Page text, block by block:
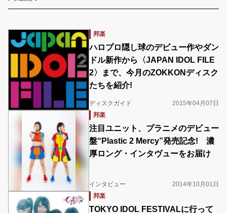
邦楽
ハロプロ隠し球のデビュー作やダン
ドル新作から〈JAPAN IDOL FILE
2〉まで、今月のZOKKONディスク
たちを紹介!
ディスクガイド
2015年04月07日
邦楽
注目ユニット、プラニメのデビュー
盤“Plastic 2 Mercy”発売記念! 濃
厚ロング・インタヴューをお届け
インタビュー
2014年10月01日
邦楽
TOKYO IDOL FESTIVALに行って